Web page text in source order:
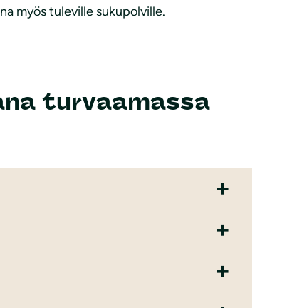
myös tuleville sukupolville.
turvaamassa